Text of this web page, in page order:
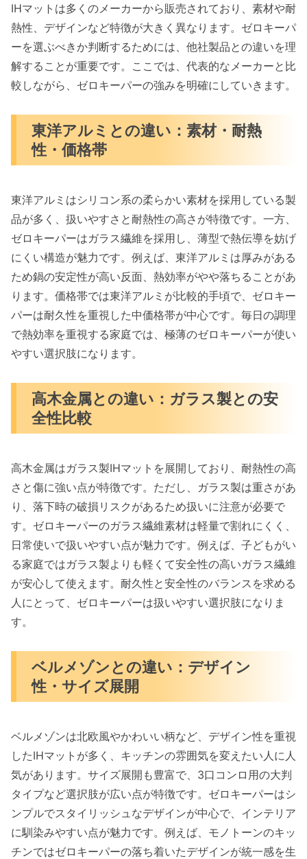
IHマットは多くのメーカーから販売されており、素材や耐
熱性、デザインなど特徴が大きく異なります。ゼロキーパ
ーを選ぶべきか判断するためには、他社製品との違いを理
解することが重要です。ここでは、代表的なメーカーと比
較しながら、ゼロキーパーの強みを明確にしていきます。
東洋アルミとの違い：素材・耐熱
性・価格帯
東洋アルミはシリコン系の柔らかい素材を採用している製
品が多く、扱いやすさと耐熱性の高さが特徴です。一方、
ゼロキーパーはガラス繊維を採用し、薄型で熱伝導を妨げ
にくい構造が魅力です。例えば、東洋アルミは厚みがある
ため鍋の安定性が高い反面、熱効率がやや落ちることがあ
ります。価格帯では東洋アルミが比較的手頃で、ゼロキー
パーは耐久性を重視した中価格帯が中心です。毎日の調理
で熱効率を重視する家庭では、極薄のゼロキーパーが使い
やすい選択肢になります。
高木金属との違い：ガラス製との安
全性比較
高木金属はガラス製IHマットを展開しており、耐熱性の高
さと傷に強い点が特徴です。ただし、ガラス製は重さがあ
り、落下時の破損リスクがあるため扱いに注意が必要で
す。ゼロキーパーのガラス繊維素材は軽量で割れにくく、
日常使いで扱いやすい点が魅力です。例えば、子どもがい
る家庭ではガラス製よりも軽くて安全性の高いガラス繊維
が安心して使えます。耐久性と安全性のバランスを求める
人にとって、ゼロキーパーは扱いやすい選択肢になりま
す。
ベルメゾンとの違い：デザイン
性・サイズ展開
ベルメゾンは北欧風やかわいい柄など、デザイン性を重視
したIHマットが多く、キッチンの雰囲気を変えたい人に人
気があります。サイズ展開も豊富で、3口コンロ用の大判
タイプなど選択肢が広い点が特徴です。ゼロキーパーはシ
ンプルでスタイリッシュなデザインが中心で、インテリア
に馴染みやすい点が魅力です。例えば、モノトーンのキッ
チンではゼロキーパーの落ち着いたデザインが統一感を生